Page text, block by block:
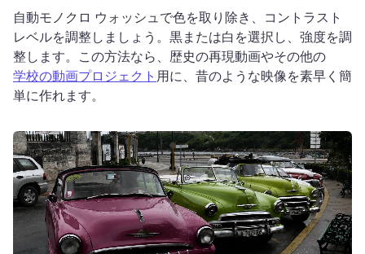
自動モノクロ ウォッシュで色を取り除き、コントラスト
レベルを調整しましょう。 黒または白を選択し、強度を調
整します。 この方法なら、歴史の再現動画やその他の
学校の動画プロジェクト 用に、昔のような映像を素早く簡
単に作れます。